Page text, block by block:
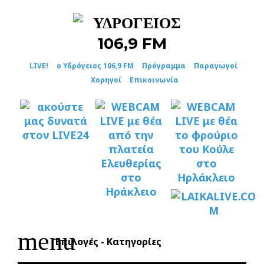
LIVE! ο Υδρόγειος 106,9 FM Πρόγραμμα
Παραγωγοί
Χορηγοί
Επικοινωνία
menuΕπιλογές - Κατηγορίες